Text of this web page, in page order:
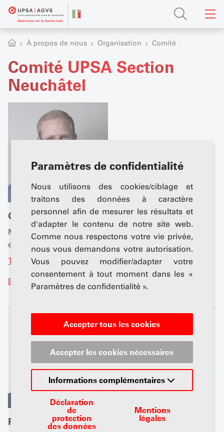
Paramètres de confidentialité
Nous utilisons des cookies/ciblage et
traitons des données à caractère
personnel afin de mesurer les résultats et
d'adapter le contenu de notre site web.
Comme nous respectons votre vie privée,
nous vous demandons votre autorisation.
Vous pouvez modifier/adapter votre
consentement à tout moment dans les «
Paramètres de confidentialité ».
Accepter tous les cookies
Accepter les cookies nécessaires
Informations complémentaires
Déclaration
de
protection
des données
Mentions
légales
À propos de nous Organisation Comité
Comité UPSA Section
Neuchâtel
Gaël Lanthemann
Membre, Domaine Service, technique et
environnement
Tél. +41 79 791 35 53
Email
Pierre-Daniel Senn